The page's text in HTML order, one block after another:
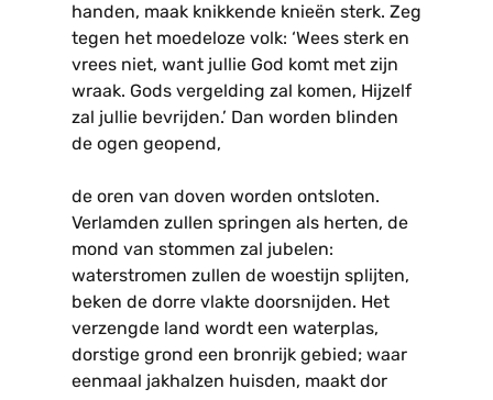
handen, maak knikkende knieën sterk. Zeg
tegen het moedeloze volk: ‘Wees sterk en
vrees niet, want jullie God komt met zijn
wraak. Gods vergelding zal komen, Hijzelf
zal jullie bevrijden.’ Dan worden blinden
de ogen geopend,
de oren van doven worden ontsloten.
Verlamden zullen springen als herten, de
mond van stommen zal jubelen:
waterstromen zullen de woestijn splijten,
beken de dorre vlakte doorsnijden. Het
verzengde land wordt een waterplas,
dorstige grond een bronrijk gebied; waar
eenmaal jakhalzen huisden, maakt dor